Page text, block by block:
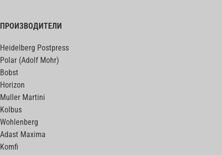
ПРОИЗВОДИТЕЛИ
Heidelberg Postpress
Polar (Adolf Mohr)
Bobst
Horizon
Muller Martini
Kolbus
Wohlenberg
Adast Maxima
Komfi